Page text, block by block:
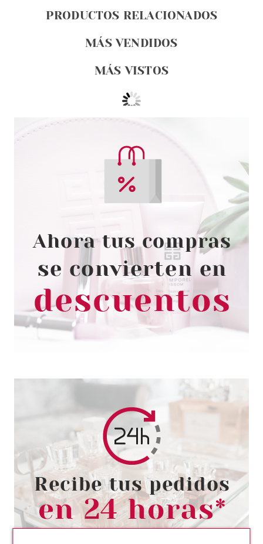
PRODUCTOS RELACIONADOS
MÁS VENDIDOS
MÁS VISTOS
ESSENCE
ESSENCE PRINCESS
BLANCANIEVES FIXING MIST
FIJADOR MAQUILLAJE 100 ML
Pvr 7.49€
-35%
desde
4.90€
ESSENCE
ESSENCE FOUNDATION STICK
BASE DE MAQUILLAJE EN
STICK 280
Pvr 5.99€
-14%
desde
5.16€